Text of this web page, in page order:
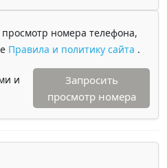
номера телефона,
Правила и политику сайта .
и
Запросить
просмотр номера